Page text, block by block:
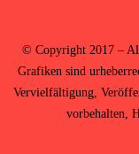
© Copyright 2017 –
Grafiken sind
Vervielfältigung,
vorbehalten,